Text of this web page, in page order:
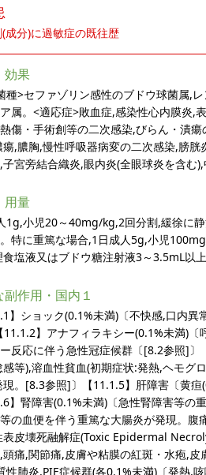
成分)に過敏症の既往歴
効果
種>セファゾリン感性のブドウ球菌属,
属。<適応症>敗血症,感染性心内膜炎,
傷・手術創等の二次感染,びらん・潰
瘍,膿胸,慢性呼吸器病変の二次感染,膀
子宮旁結合織炎,眼内炎(全眼球炎を含む
用量
1g,小児20～40mg/kg,2回分割,緩徐に
特に重篤な場合,1日成人5g,小児
塩液又はブドウ糖注射液3～3.5mL以
副作用・国内１
】ショック(0.1%未満)〔不快感,口内
11.1.2】アナフィラキシー(0.1%未満)
反応に伴う急性冠症候群〔[8.2参照]
等),溶血性貧血(初期症状:発熱,ヘモグ
。[8.3参照]〕【11.1.5】肝障害〔黄疸
】腎障害(0.1%未満)〔急性腎障害等
の血便を伴う重篤な大腸炎が発現。
表皮壊死融解症(Toxic Epidermal
,頭痛,関節痛,皮膚や粘膜の紅斑・水疱,
性肺炎,PIE症候群(各0.1%未満)〔発熱,